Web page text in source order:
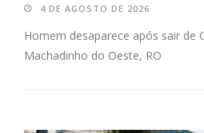
4 DE AGOSTO DE 2026
Homem desaparece após sair de
Machadinho do Oeste, RO